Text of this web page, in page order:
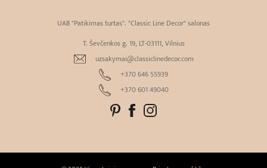
UAB "Patikimas turtas". "Classic Line Decor" salonas
T. Ševčenkos g. 19, LT-03111, Vilnius
uzsakymai@classiclinedecor.com
+370 646 55939
+370 601 49040